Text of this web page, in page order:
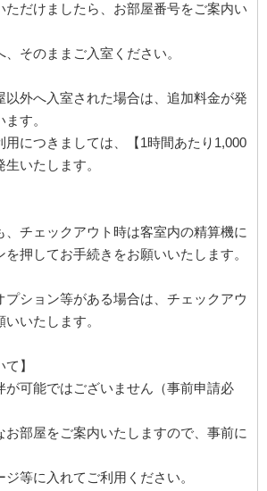
ただけましたら、お部屋番号をご案内い
そのままご入室ください。
外へ入室された場合は、追加料金が発
す。
につきましては、【1時間あたり1,000
いたします。
、チェックアウト時は客室内の精算機に
押してお手続きをお願いいたします。
ション等がある場合は、チェックアウ
いたします。
】
が可能ではございません（事前申請必
お部屋をご案内いたしますので、事前に
ジ等に入れてご利用ください。